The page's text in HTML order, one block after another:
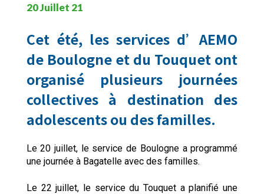
20 Juillet 21
Cet été, les services d’AEMO
de Boulogne et du Touquet ont
organisé plusieurs journées
collectives à destination des
adolescents ou des familles.
Le 20 juillet, le service de Boulogne a programmé
une journée à Bagatelle avec des familles.
Le 22 juillet, le service du Touquet a planifié une